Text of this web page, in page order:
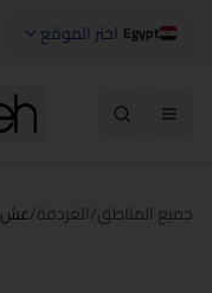
Egypt اختر الموقع
جميع المناطق/ الغردقة/عش